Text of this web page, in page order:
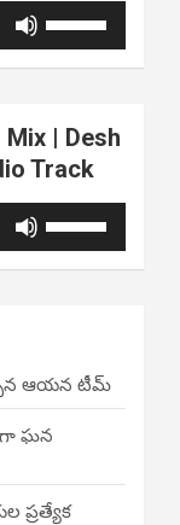
Arrow
increase
or
| Desh
Track
Arrow
decrease
ఆయన టీమ్
ఘన